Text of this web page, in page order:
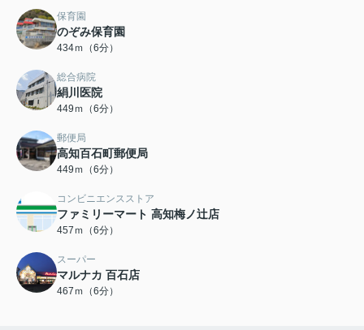
保育園
のぞみ保育園
434ｍ（6分）
総合病院
絹川医院
449ｍ（6分）
郵便局
高知百石町郵便局
449ｍ（6分）
コンビニエンスストア
ファミリーマート 高知梅ノ辻店
457ｍ（6分）
スーパー
マルナカ 百石店
467ｍ（6分）